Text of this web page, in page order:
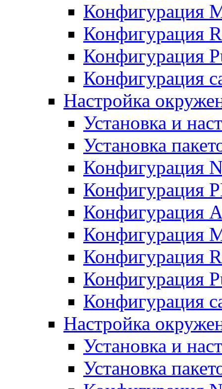
Конфигурация
Конфигурация
Конфигурация
Конфигурация
Настройка
Установка и
Установка
Конфигурация
Конфигурация
Конфигурация
Конфигурация
Конфигурация
Конфигурация
Конфигурация
Настройка
Установка и
Установка